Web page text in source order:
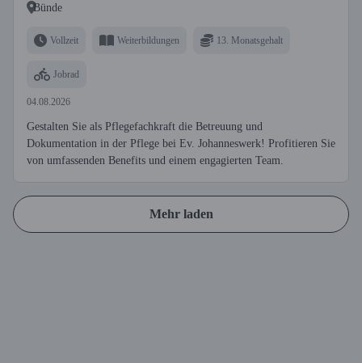
Bünde
Vollzeit Weiterbildungen 13. Monatsgehalt
Jobrad
04.08.2026
Gestalten Sie als Pflegefachkraft die Betreuung und
Dokumentation in der Pflege bei Ev. Johanneswerk! Profitieren Sie
von umfassenden Benefits und einem engagierten Team.
Mehr laden